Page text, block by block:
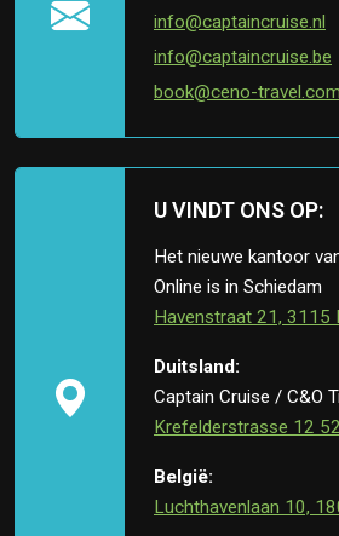
info@captaincruise.nl
info@captaincruise.be
book@ceno-travel.com
U VINDT ONS OP:
Het nieuwe kantoor
Online is in Schiedam
Havenstraat 21, 3115
Duitsland:
Captain Cruise / C&O
Krefelderstrasse 12
België:
Luchthavenlaan 10,